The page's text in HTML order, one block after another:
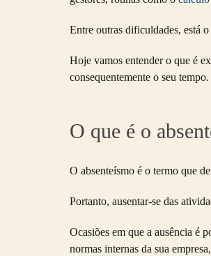
Entre outras dificuldades, está
Hoje vamos entender o que é
consequentemente o seu
O que é o
O absenteísmo é o termo que
Portanto, ausentar-se das
Ocasiões em que a ausência é
normas internas da sua